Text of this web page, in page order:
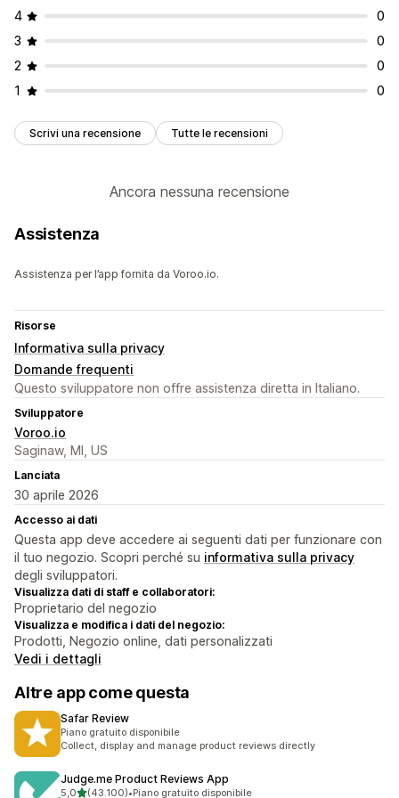
4
0
3
0
2
0
1
0
Scrivi una recensione Tutte le recensioni
Ancora nessuna recensione
Assistenza
Assistenza per l’app fornita da Voroo.io.
Risorse
Informativa sulla privacy
Domande frequenti
Questo sviluppatore non offre assistenza diretta in Italiano.
Sviluppatore
Voroo.io
Saginaw, MI, US
Lanciata
30 aprile 2026
Accesso ai dati
Questa app deve accedere ai seguenti dati per funzionare con
il tuo negozio. Scopri perché su informativa sulla privacy
degli sviluppatori.
Visualizza dati di staff e collaboratori:
Proprietario del negozio
Visualizza e modifica i dati del negozio:
Prodotti, Negozio online, dati personalizzati
Vedi i dettagli
Altre app come questa
Safar Review
Piano gratuito disponibile
Collect, display and manage product reviews directly
Judge.me Product Reviews App
5,0stelle su 5
(43.100)•Piano gratuito disponibile